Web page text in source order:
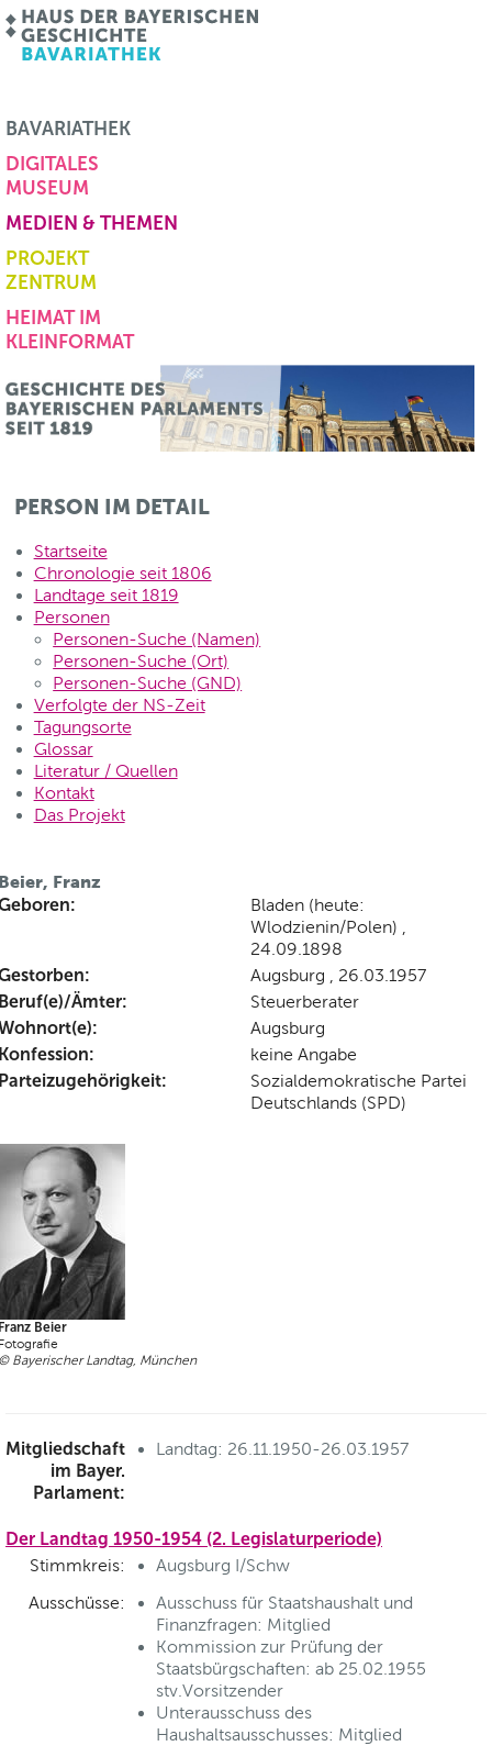
BAVARIATHEK
DIGITALES
MUSEUM
MEDIEN & THEMEN
PROJEKT
ZENTRUM
HEIMAT IM
KLEINFORMAT
PERSON IM DETAIL
Startseite
Chronologie seit 1806
Landtage seit 1819
Personen
Personen-Suche (Namen)
Personen-Suche (Ort)
Personen-Suche (GND)
Verfolgte der NS-Zeit
Tagungsorte
Glossar
Literatur / Quellen
Kontakt
Das Projekt
Franz
Bladen (heute:
Wlodzienin/Polen) ,
24.09.1898
Augsburg , 26.03.1957
Ämter: Steuerberater
Augsburg
keine Angabe
Sozialdemokratische Partei
Deutschlands (SPD)
Beier
Bayerischer Landtag, München
Mitgliedschaft
im Bayer.
Parlament:
Landtag: 26.11.1950-26.03.1957
Der Landtag 1950-1954 (2. Legislaturperiode)
Stimmkreis:
Augsburg I/Schw
Ausschüsse:
Ausschuss für Staatshaushalt und
Finanzfragen: Mitglied
Kommission zur Prüfung der
Staatsbürgschaften: ab 25.02.1955
stv.Vorsitzender
Unterausschuss des
Haushaltsausschusses: Mitglied